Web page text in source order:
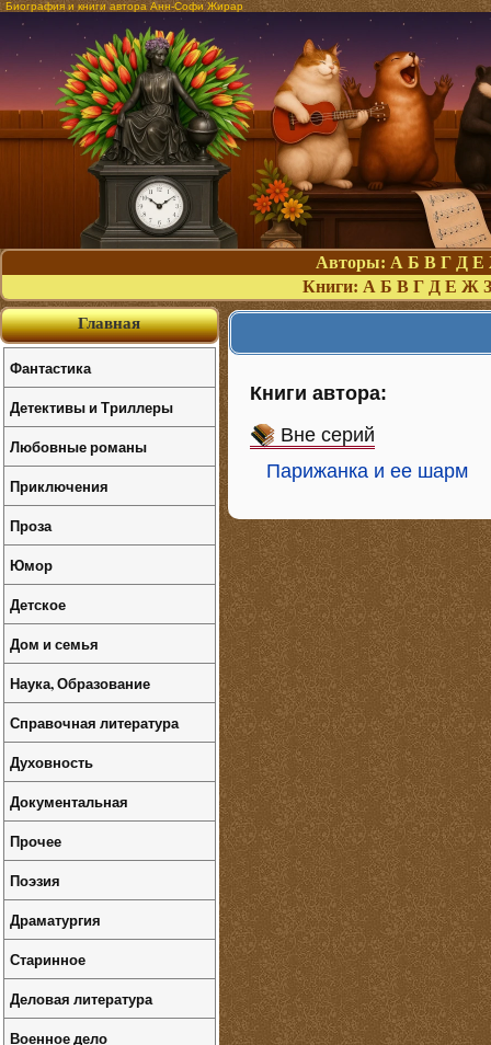
Биография и книги автора Анн-Софи Жирар
Авторы: А Б В Г Д Е
Книги: А Б В Г Д Е Ж З
Книги автора:
Вне серий
Парижанка и ее шарм
Главная
Фантастика
Детективы и Триллеры
Любовные романы
Приключения
Проза
Юмор
Детское
Дом и семья
Наука, Образование
Справочная литература
Духовность
Документальная
Прочее
Поэзия
Драматургия
Старинное
Деловая литература
Военное дело